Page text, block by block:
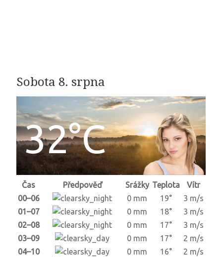
Sobota 8. srpna
32°C
Čas Předpověď Srážky Teplota
Vítr
00–06
0 mm 19°
3 m/s
01–07
0 mm 18°
3 m/s
02–08
0 mm 17°
3 m/s
03–09
0 mm 17°
2 m/s
04–10
0 mm 16°
2 m/s